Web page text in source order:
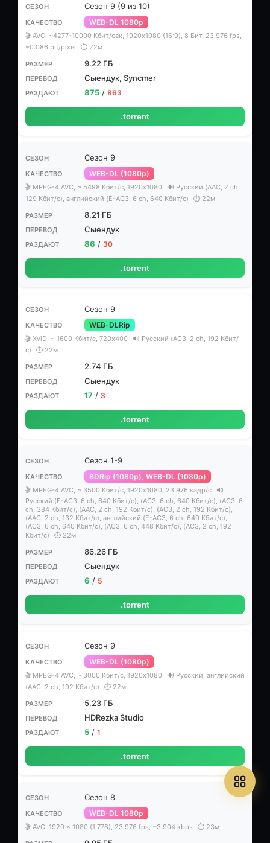
Сезон 9 (9 из 10)
WEB-DL 1080p
🎬 AVC, ~4277-10000 Кбит/сек, 1920x1080 (16:9), 8 Бит, 23,976 fps,
~0.086 bit/pixel
⏱ 22м
9.22 ГБ
Сыендук, Syncmer
875 / 863
.torrent
Сезон 9
WEB-DL (1080p)
🎬 MPEG-4 AVC, ~ 5498 Кбит/с, 1920x1080
🔊 Русский (AAС, 2 ch,
129 Кбит/с), английский (E-AC3, 6 ch, 640 Кбит/с)
⏱ 22м
8.21 ГБ
Сыендук
86 / 30
.torrent
Сезон 9
WEB-DLRip
🎬 XviD, ~ 1600 Кбит/с, 720x400
🔊 Русский (AC3, 2 ch, 192 Кбит/
с)
⏱ 22м
2.74 ГБ
Сыендук
17 / 3
.torrent
Сезон 1-9
BDRip (1080p), WEB-DL (1080p)
🎬 MPEG-4 AVC, ~ 3500 Кбит/с, 1920x1080, 23.976 кадр/с
🔊
Русский (E-AC3, 6 ch, 640 Кбит/с), (AC3, 6 ch, 640 Кбит/с), (AC3, 6
ch, 384 Кбит/с), (AAC, 2 ch, 192 Кбит/с), (AC3, 2 ch, 192 Кбит/с),
(AAC, 2 ch, 132 Кбит/с), английский (E-AC3, 6 ch, 640 Кбит/с),
(AC3, 6 ch, 640 Кбит/с), (AC3, 6 ch, 448 Кбит/с), (AC3, 2 ch, 192
Кбит/с)
⏱ 22м
86.26 ГБ
Сыендук
6 / 5
.torrent
Сезон 9
WEB-DL (1080p)
🎬 MPEG-4 AVC, ~ 3000 Кбит/с, 1920x1080
🔊 Русский, английский
(AАC, 2 ch, 192 Кбит/с)
⏱ 22м
5.23 ГБ
HDRezka Studio
5 / 1
.torrent
Сезон 8
WEB-DL 1080p
🎬 AVC, 1920 x 1080 (1.778), 23.976 fps, ~3 904 kbps ⏱ 23м